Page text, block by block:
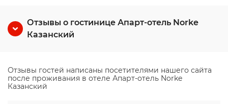
Отзывы о гостинице Апарт-отель Norke
Казанский
Отзывы гостей написаны посетителями нашего сайта
после проживания в отеле Апарт-отель Norke
Казанский